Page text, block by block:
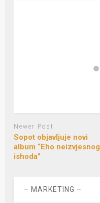
Newer Post
Sopot objavljuje novi
album “Eho neizvjesnog
ishoda”
– MARKETING –